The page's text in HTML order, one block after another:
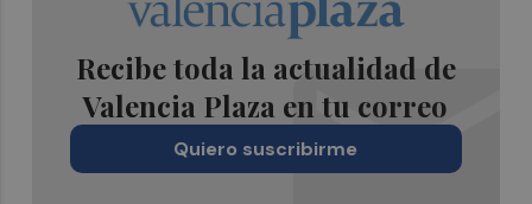
Recibe toda la actualidad de
Valencia Plaza en tu correo
Quiero suscribirme